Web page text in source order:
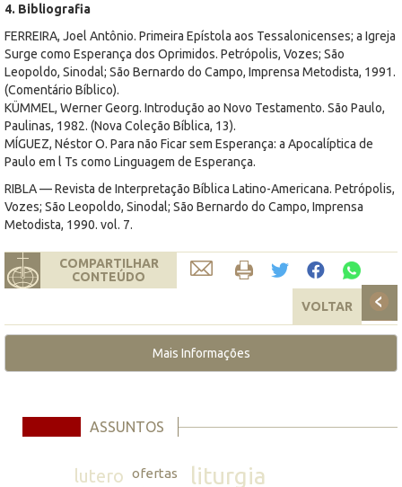
4. Bibliografia
FERREIRA, Joel Antônio. Primeira Epístola aos Tessalonicenses; a Igreja
Surge como Esperança dos Oprimidos. Petrópolis, Vozes; São
Leopoldo, Sinodal; São Bernardo do Campo, Imprensa Metodista, 1991.
(Comentário Bíblico).
KÜMMEL, Werner Georg. Introdução ao Novo Testamento. São Paulo,
Paulinas, 1982. (Nova Coleção Bíblica, 13).
MÍGUEZ, Néstor O. Para não Ficar sem Esperança: a Apocalíptica de
Paulo em l Ts como Linguagem de Esperança.
RIBLA — Revista de Interpretação Bíblica Latino-Americana. Petrópolis,
Vozes; São Leopoldo, Sinodal; São Bernardo do Campo, Imprensa
Metodista, 1990. vol. 7.
COMPARTILHAR
CONTEÚDO
VOLTAR
Mais Informações
ASSUNTOS
lutero ofertas liturgia